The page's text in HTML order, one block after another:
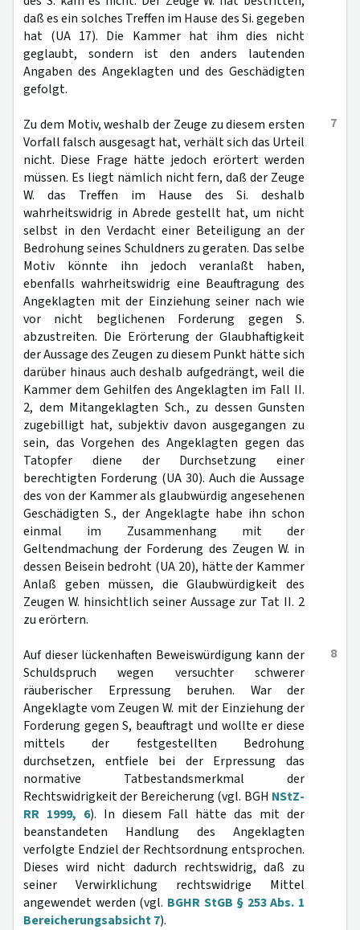
daß es ein solches Treffen im Hause des Si. gegeben
hat (UA 17). Die Kammer hat ihm dies nicht
geglaubt, sondern ist den anders lautenden
Angaben des Angeklagten und des Geschädigten
gefolgt.
7
Zu dem Motiv, weshalb der Zeuge zu diesem ersten
Vorfall falsch ausgesagt hat, verhält sich das Urteil
nicht. Diese Frage hätte jedoch erörtert werden
müssen. Es liegt nämlich nicht fern, daß der Zeuge
W. das Treffen im Hause des Si. deshalb
wahrheitswidrig in Abrede gestellt hat, um nicht
selbst in den Verdacht einer Beteiligung an der
Bedrohung seines Schuldners zu geraten. Das selbe
Motiv könnte ihn jedoch veranlaßt haben,
ebenfalls wahrheitswidrig eine Beauftragung des
Angeklagten mit der Einziehung seiner nach wie
vor nicht beglichenen Forderung gegen S.
abzustreiten. Die Erörterung der Glaubhaftigkeit
der Aussage des Zeugen zu diesem Punkt hätte sich
darüber hinaus auch deshalb aufgedrängt, weil die
Kammer dem Gehilfen des Angeklagten im Fall II.
2, dem Mitangeklagten Sch., zu dessen Gunsten
zugebilligt hat, subjektiv davon ausgegangen zu
sein, das Vorgehen des Angeklagten gegen das
Tatopfer diene der Durchsetzung einer
berechtigten Forderung (UA 30). Auch die Aussage
des von der Kammer als glaubwürdig angesehenen
Geschädigten S., der Angeklagte habe ihn schon
einmal im Zusammenhang mit der
Geltendmachung der Forderung des Zeugen W. in
dessen Beisein bedroht (UA 20), hätte der Kammer
Anlaß geben müssen, die Glaubwürdigkeit des
Zeugen W. hinsichtlich seiner Aussage zur Tat II. 2
zu erörtern.
8
Auf dieser lückenhaften Beweiswürdigung kann der
Schuldspruch wegen versuchter schwerer
räuberischer Erpressung beruhen. War der
Angeklagte vom Zeugen W. mit der Einziehung der
Forderung gegen S, beauftragt und wollte er diese
mittels der festgestellten Bedrohung
durchsetzen, entfiele bei der Erpressung das
normative Tatbestandsmerkmal der
Rechtswidrigkeit der Bereicherung (vgl. BGH NStZ-
RR 1999, 6). In diesem Fall hätte das mit der
beanstandeten Handlung des Angeklagten
verfolgte Endziel der Rechtsordnung entsprochen.
Dieses wird nicht dadurch rechtswidrig, daß zu
seiner Verwirklichung rechtswidrige Mittel
angewendet werden (vgl. BGHR StGB § 253 Abs. 1
Bereicherungsabsicht 7).